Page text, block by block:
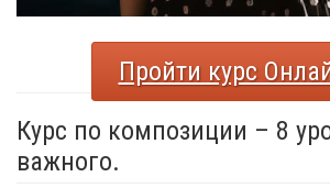
Пройти курс
Курс по композиции – 8
важного.